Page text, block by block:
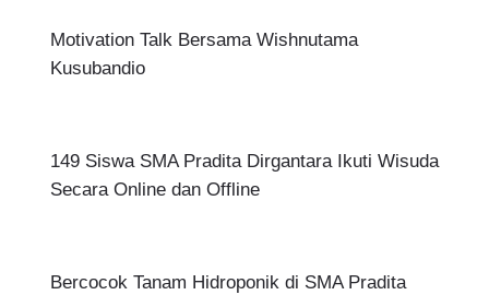
Motivation Talk Bersama Wishnutama
Kusubandio
149 Siswa SMA Pradita Dirgantara Ikuti Wisuda
Secara Online dan Offline
Bercocok Tanam Hidroponik di SMA Pradita